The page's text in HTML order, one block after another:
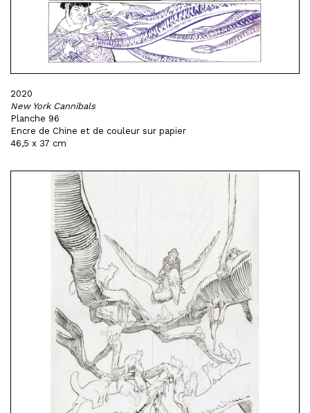
2020
New York Cannibals
Planche 96
Encre de Chine et de couleur sur papier
46,5 x 37 cm